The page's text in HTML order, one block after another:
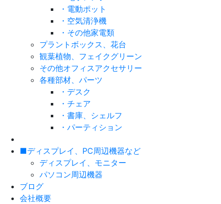
・電動ポット
・空気清浄機
・その他家電類
プラントボックス、花台
観葉植物、フェイクグリーン
その他オフィスアクセサリー
各種部材、パーツ
・デスク
・チェア
・書庫、シェルフ
・パーティション
■ディスプレイ、PC周辺機器など
ディスプレイ、モニター
パソコン周辺機器
ブログ
会社概要